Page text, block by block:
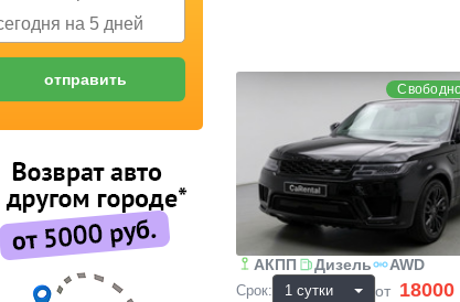
АКПП Дизель AWD
Срок: от 18000